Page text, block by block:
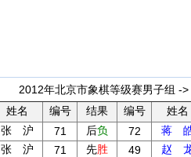
2012年北京市象棋等级赛男子组 ->
姓名 编号 结果 编号
姓名
张 沪 71 后负 72
蒋
张 沪 71 先胜 49
赵